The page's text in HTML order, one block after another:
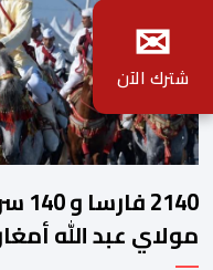
مولاي عبد الله
✉
شترك الآن